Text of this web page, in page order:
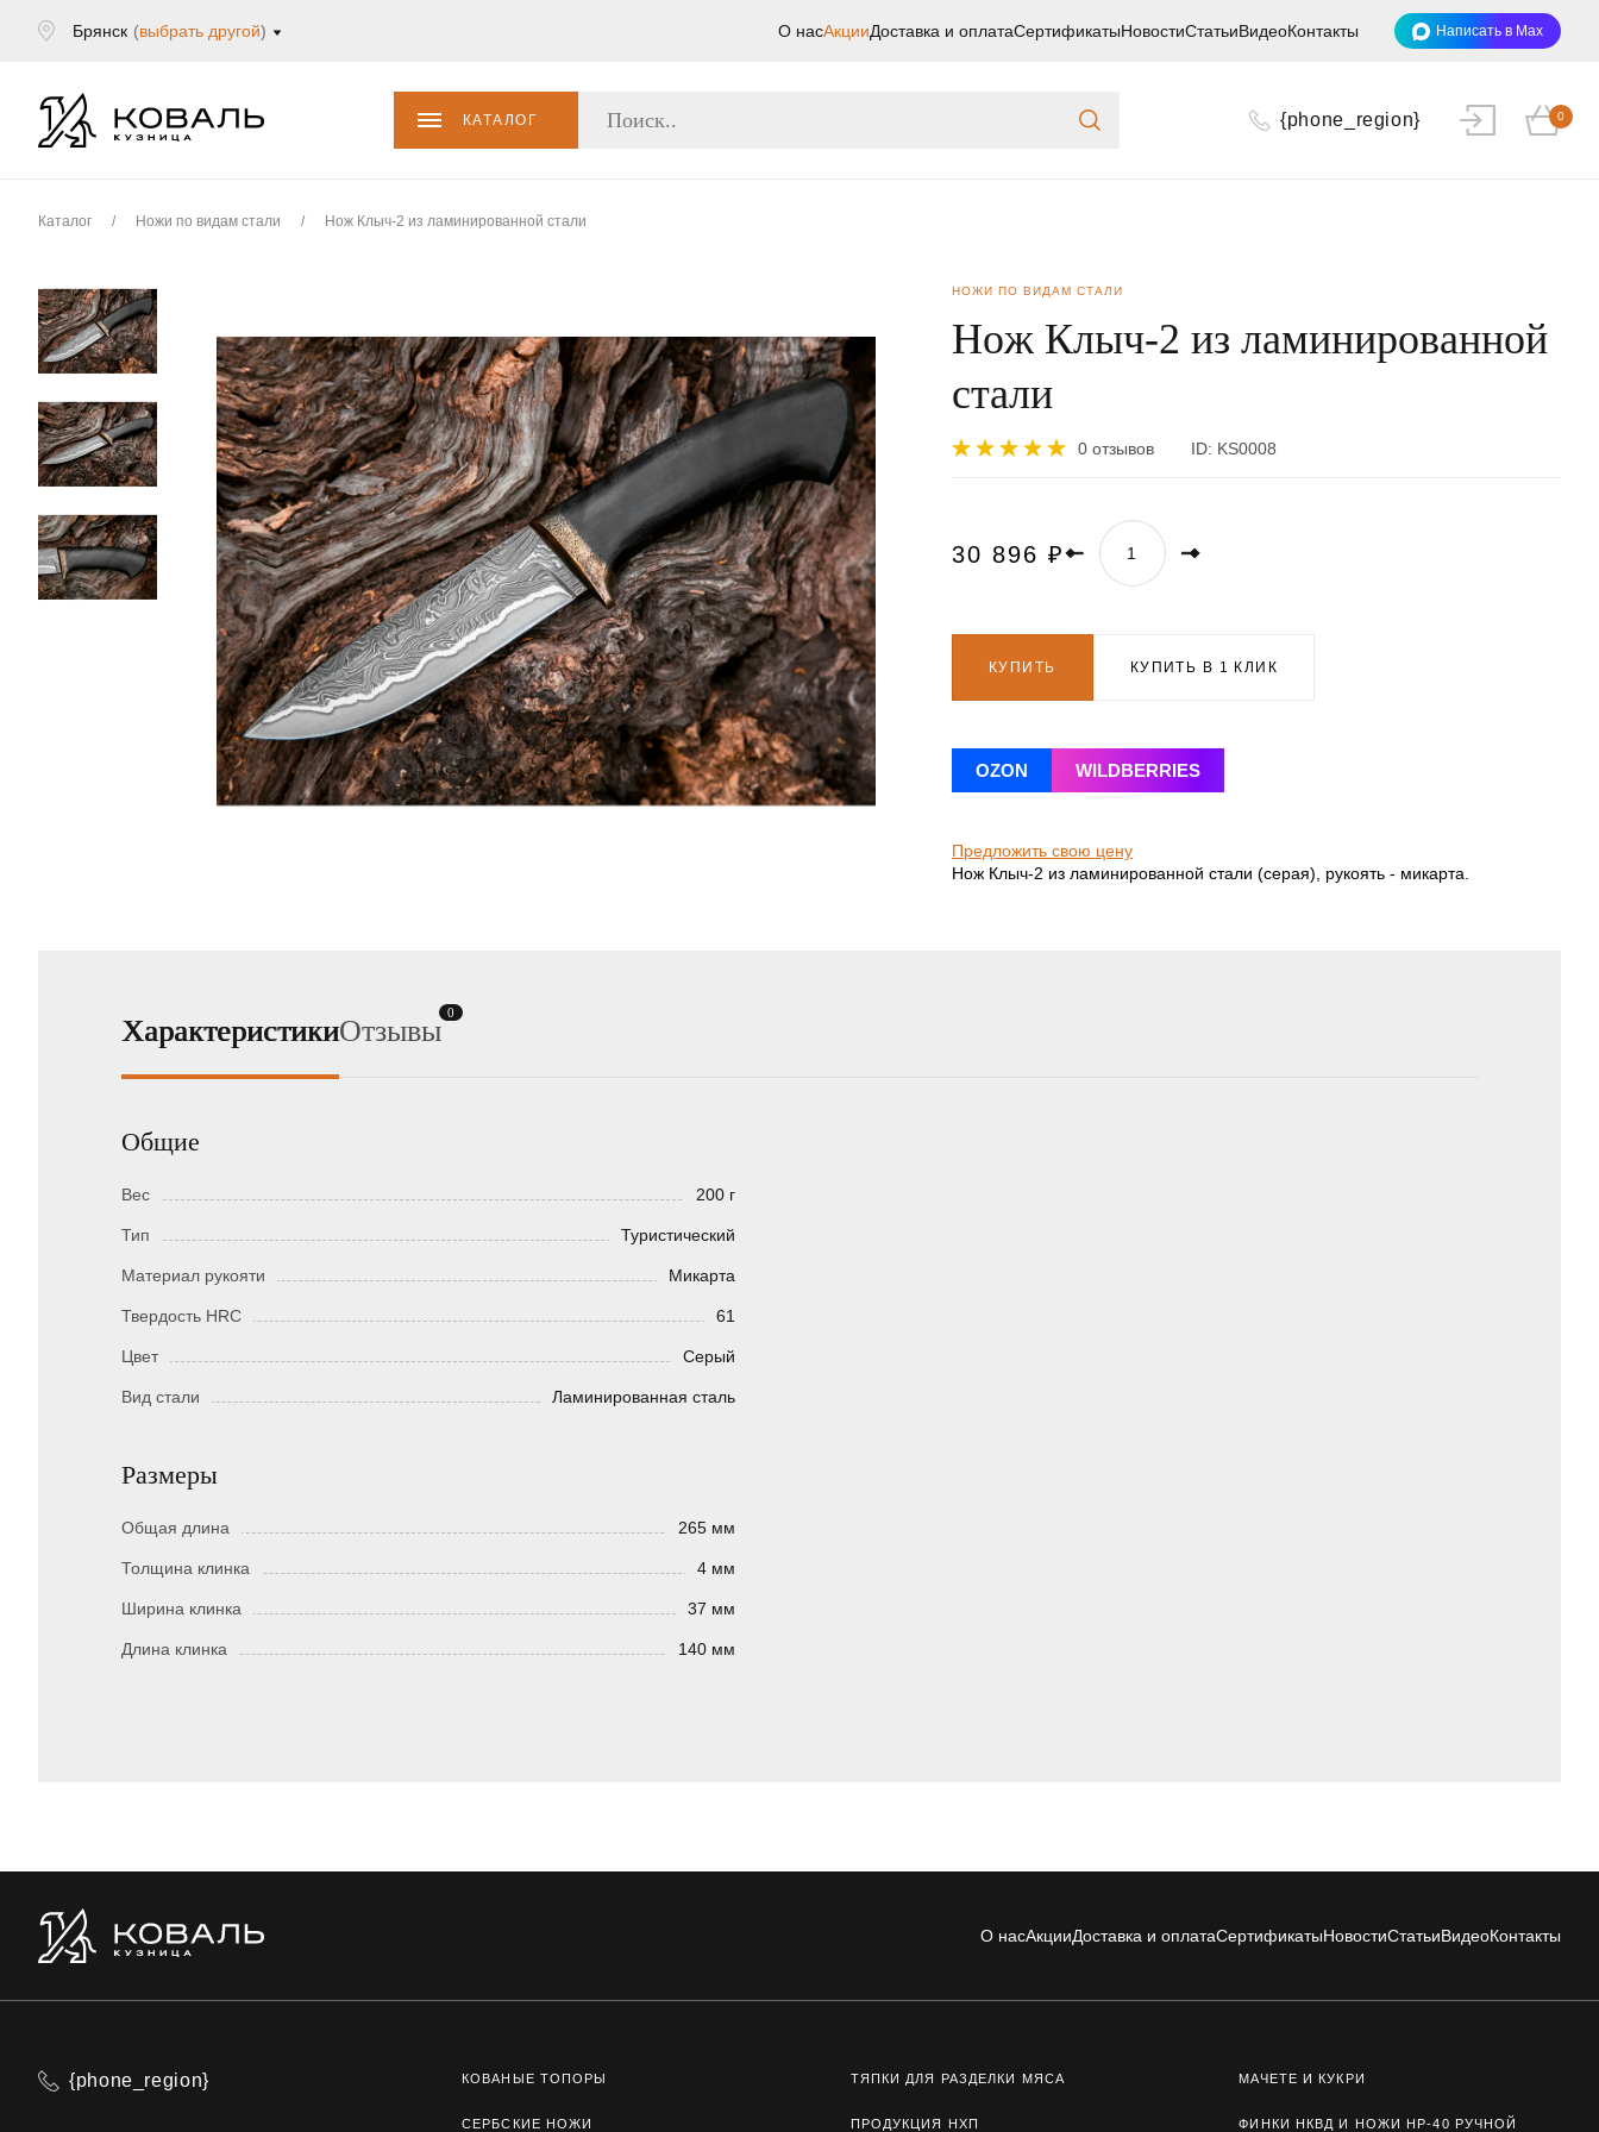
Брянск (выбрать другой) О насАкцииДоставка и оплатаСертификатыНовостиСтатьиВидеоКонтакты Написать в Max
КАТАЛОГ {phone_region} 0
Каталог / Ножи по видам стали / Нoж Клыч-2 из ламинирoваннoй стали
НОЖИ ПО ВИДАМ СТАЛИ
Нoж Клыч-2 из ламинирoваннoй
стали
0 отзывов ID: KS0008
30 896 ₽
КУПИТЬ КУПИТЬ В 1 КЛИК
OZON WILDBERRIES
Предложить свою цену
Нож Клыч-2 из ламинированной стали (серая), рукоять - микарта.
ХарактеристикиОтзывы
0
Общие
Вес 200 г
Тип Туристический
Материал рукояти Микарта
Твердость HRC 61
Цвет Серый
Вид стали Ламинированная сталь
Размеры
Общая длина 265 мм
Толщина клинка 4 мм
Ширина клинка 37 мм
Длина клинка 140 мм
О насАкцииДоставка и оплатаСертификатыНовостиСтатьиВидеоКонтакты
{phone_region} КОВАНЫЕ ТОПОРЫ ТЯПКИ ДЛЯ РАЗДЕЛКИ МЯСА МАЧЕТЕ И КУКРИ
СЕРБСКИЕ НОЖИ ПРОДУКЦИЯ НХП ФИНКИ НКВД И НОЖИ НР-40 РУЧНОЙ